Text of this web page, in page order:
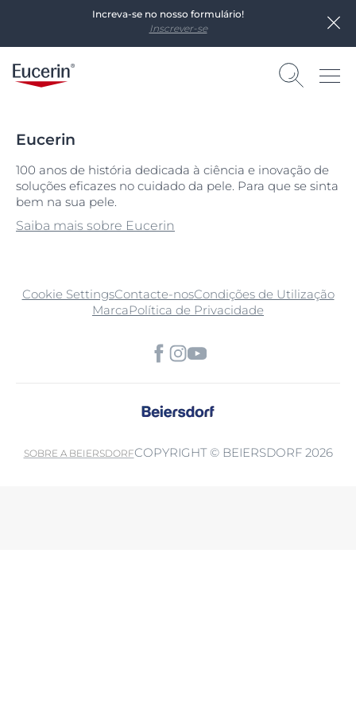
Increva-se no nosso formulário!
Inscrever-se
Eucerin
100 anos de história dedicada à ciência e inovação de
soluções eficazes no cuidado da pele. Para que se sinta
bem na sua pele.
Saiba mais sobre Eucerin
Cookie SettingsContacte-nosCondições de Utilização
MarcaPolítica de Privacidade
SOBRE A BEIERSDORFCOPYRIGHT © BEIERSDORF 2026